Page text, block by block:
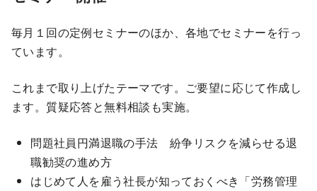
毎月１回の定例セミナーのほか、各地でセミナーを行っ
ています。
これまで取り上げたテーマです。ご要望に応じて作成し
ます。質疑応答と無料相談も実施。
問題社員円満退職の手法 紛争リスクを減らせる退
職勧奨の進め方
はじめて人を雇う社長が知っておくべき「労務管理